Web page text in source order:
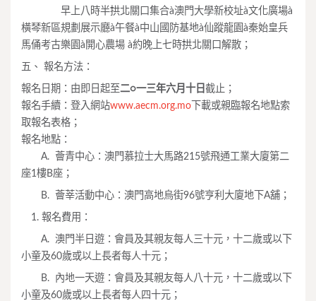
早上八時半拱北關口集合à澳門大學新校址à文化廣場à
橫琴新區規劃展示廳à午餐à中山國防基地à仙蹤龍園à秦始皇兵
馬俑考古樂園à開心農場 à約晚上七時拱北關口解散；
五、 報名方法：
報名日期：由即日起至二○一三年六月十日 截止；
報名手續：登入網站www.aecm.org.mo 下載或親臨報名地點索
取報名表格；
報名地點：
A. 薈青中心：澳門慕拉士大馬路215號飛通工業大廈第二
座1樓B座；
B. 薈莘活動中心：澳門高地烏街96號亨利大廈地下A舖；
1. 報名費用：
A. 澳門半日遊：會員及其親友每人三十元，十二歲或以下
小童及60歲或以上長者每人十元；
B. 內地一天遊：會員及其親友每人八十元，十二歲或以下
小童及60歲或以上長者每人四十元；